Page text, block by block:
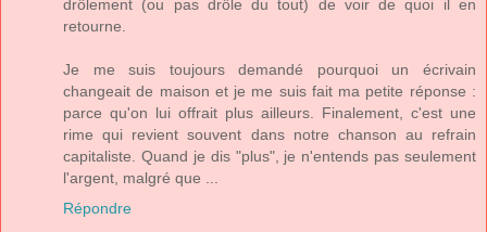
drôlement (ou pas drôle du tout) de voir de quoi il en
retourne.
Je me suis toujours demandé pourquoi un écrivain
changeait de maison et je me suis fait ma petite réponse :
parce qu'on lui offrait plus ailleurs. Finalement, c'est une
rime qui revient souvent dans notre chanson au refrain
capitaliste. Quand je dis "plus", je n'entends pas seulement
l'argent, malgré que ...
Répondre